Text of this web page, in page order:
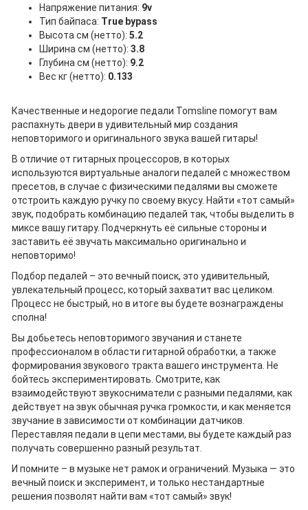
Напряжение питания: 9v
Тип байпаса: True bypass
Высота см (нетто):5.2
Ширина см (нетто):3.8
Глубина см (нетто): 9.2
Вес кг (нетто): 0.133
Качественные и недорогие педали Tomsline помогут вам
распахнуть двери в удивительный мир создания
неповторимого и оригинального звука вашей гитары!
В отличие от гитарных процессоров, в которых
используются виртуальные аналоги педалей с множеством
пресетов, в случае с физическими педалями вы сможете
отстроить каждую ручку по своему вкусу. Найти «тот самый»
звук, подобрать комбинацию педалей так, чтобы выделить в
миксе вашу гитару. Подчеркнуть её сильные стороны и
заставить её звучать максимально оригинально и
неповторимо!
Подбор педалей – это вечный поиск, это удивительный,
увлекательный процесс, который захватит вас целиком.
Процесс не быстрый, но в итоге вы будете вознаграждены
сполна!
Вы добьетесь неповторимого звучания и станете
профессионалом в области гитарной обработки, а также
формирования звукового тракта вашего инструмента. Не
бойтесь экспериментировать. Смотрите, как
взаимодействуют звукосниматели с разными педалями, как
действует на звук обычная ручка громкости, и как меняется
звучание в зависимости от комбинации датчиков.
Переставляя педали в цепи местами, вы будете каждый раз
получать совершенно разный результат.
И помните – в музыке нет рамок и ограничений. Музыка — это
вечный поиск и эксперимент, и только нестандартные
решения позволят найти вам «тот самый» звук!